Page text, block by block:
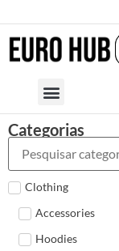
Categorias
Clothing
Accessories
Hoodies